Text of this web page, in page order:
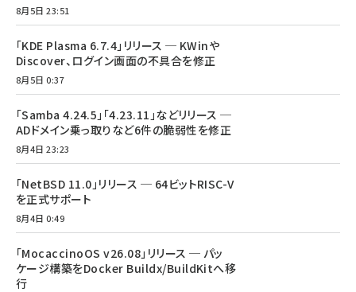
8月5日 23:51
「KDE Plasma 6.7.4」リリース ─ KWinや
Discover、ログイン画面の不具合を修正
8月5日 0:37
「Samba 4.24.5」「4.23.11」などリリース ─
ADドメイン乗っ取りなど6件の脆弱性を修正
8月4日 23:23
「NetBSD 11.0」リリース ─ 64ビットRISC-V
を正式サポート
8月4日 0:49
「MocaccinoOS v26.08」リリース ─ パッ
ケージ構築をDocker Buildx/BuildKitへ移
行